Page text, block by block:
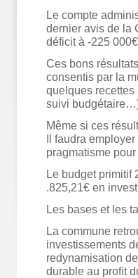
Le compte
dernier avis de la
déficit à -225
Ces bons
consentis par la
quelques
suivi
Même si ces
Il faudra
pragmatisme
Le budget primitif
.825,21€ en
Les bases et les
La commune
investissements
redynamisation
durable au profit